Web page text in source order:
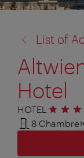
à:
List of
Hotel
HOTEL 3 étoiles
8 Chambre